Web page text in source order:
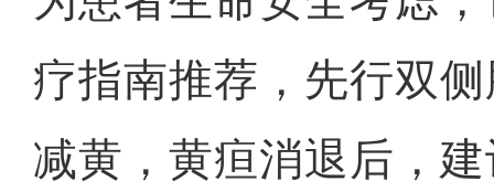
疗指南推荐，先行双
减黄，黄疸消退后，